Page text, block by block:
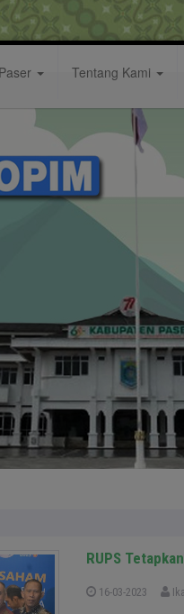
Tentang Kami
RUPS
16-03-2023